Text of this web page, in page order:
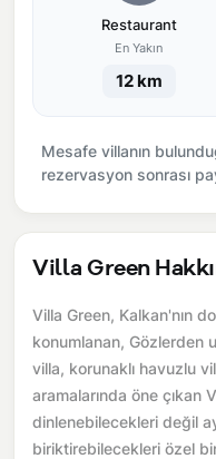
Restaurant
En Yakın
12 km
Mesafe villanın
rezervasyon sonrası
Villa Green
Villa Green, Kalkan'nın
konumlanan, Gözlerden
villa, korunaklı havuzlu
aramalarında öne çıkan
dinlenebilecekleri değil
biriktirebilecekleri özel